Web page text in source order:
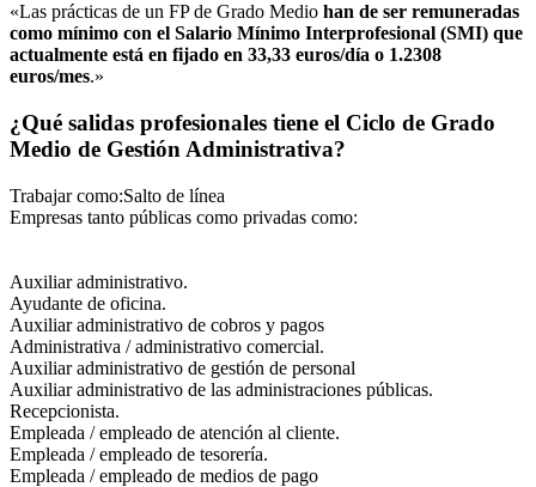
«Las prácticas de un FP de Grado Medio han de ser remuneradas
como mínimo con el Salario Mínimo Interprofesional (SMI) que
actualmente está en fijado en 33,33 euros/día o 1.2308
euros/mes.»
¿Qué salidas profesionales tiene el Ciclo de Grado
Medio de Gestión Administrativa?
Trabajar como:Salto de línea
Empresas tanto públicas como privadas como:
Auxiliar administrativo.
Ayudante de oficina.
Auxiliar administrativo de cobros y pagos
Administrativa / administrativo comercial.
Auxiliar administrativo de gestión de personal
Auxiliar administrativo de las administraciones públicas.
Recepcionista.
Empleada / empleado de atención al cliente.
Empleada / empleado de tesorería.
Empleada / empleado de medios de pago